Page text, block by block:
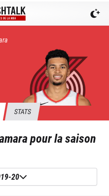
STATS
pour la saison
20